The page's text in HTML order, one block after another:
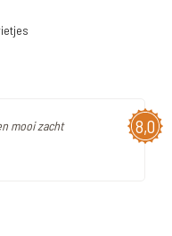
8,0
mooi zacht